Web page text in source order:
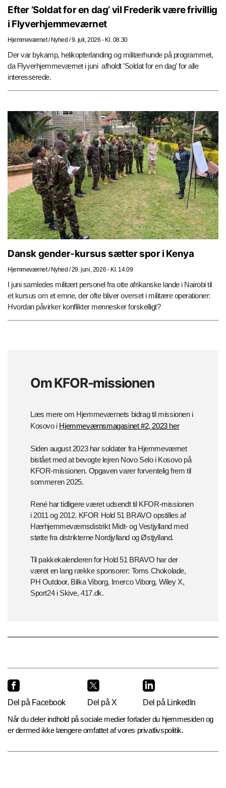
Efter ’Soldat for en dag’ vil Frederik være frivillig
i Flyverhjemmeværnet
Hjemmeværnet / Nyhed /9. juli, 2026 - Kl. 08.30
Der var bykamp, helikopterlanding og militærhunde på programmet,
da Flyverhjemmeværnet i juni afholdt ’Soldat for en dag’ for alle
interesserede.
Dansk gender-kursus sætter spor i Kenya
Hjemmeværnet / Nyhed /29. juni, 2026 - Kl. 14.09
I juni samledes militært personel fra otte afrikanske lande i Nairobi til
et kursus om et emne, der ofte bliver overset i militære operationer:
Hvordan påvirker konflikter mennesker forskelligt?
Om KFOR-missionen
Læs mere om Hjemmeværnets bidrag til missionen i
Kosovo i Hjemmeværnsmagasinet #2, 2023 her
Siden august 2023 har soldater fra Hjemmeværnet
bistået med at bevogte lejren Novo Selo i Kosovo på
KFOR-missionen. Opgaven varer forventelig frem til
sommeren 2025.
René har tidligere været udsendt til KFOR-missionen
i 2011 og 2012. KFOR Hold 51 BRAVO opstilles af
Hærhjemmeværnsdistrikt Midt- og Vestjylland med
støtte fra distrikterne Nordjylland og Østjylland.
Til pakkekalenderen for Hold 51 BRAVO har der
været en lang række sponsorer: Toms Chokolade,
PH Outdoor, Bilka Viborg, Imerco Viborg, Wiley X,
Sport24 i Skive, 417.dk.
Del på Facebook Del på X
Del på LinkedIn
Når du deler indhold på sociale medier forlader du hjemmesiden og
er dermed ikke længere omfattet af vores privatlivspolitik.